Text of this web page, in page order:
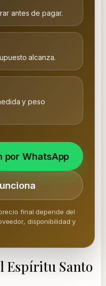
antes de pagar.
alcanza.
y peso
por WhatsApp
final depende del
disponibilidad y
Espíritu Santo